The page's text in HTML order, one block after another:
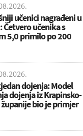
učenici nagrađeni u
Četvero učenika s
5,0 primilo po 200
dojenja: Model
dojenja iz Krapinsko-
bio je primjer